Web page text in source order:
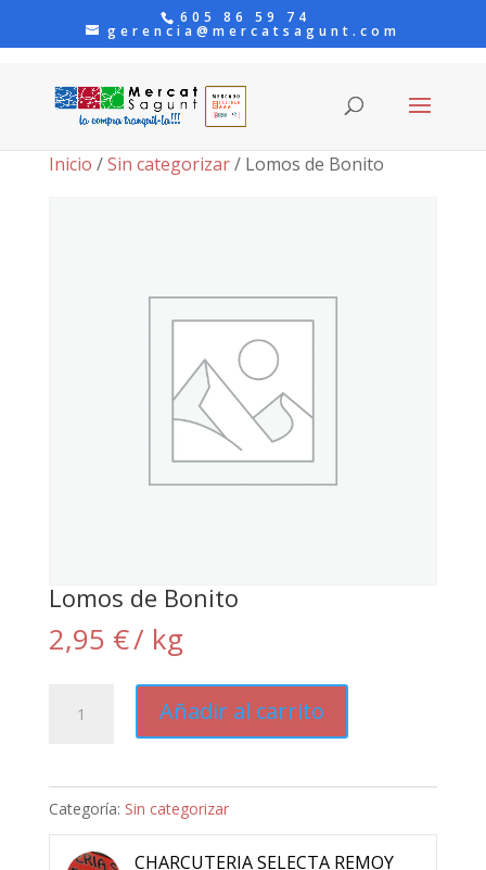
605 86 59 74
gerencia@mercatsagunt.com
Inicio /Sin categorizar/ Lomos de Bonito
Lomos de Bonito
2,95 €/ kg
cantidad
Añadir al carrito
Categoría: Sin categorizar
CHARCUTERIA SELECTA REMOY